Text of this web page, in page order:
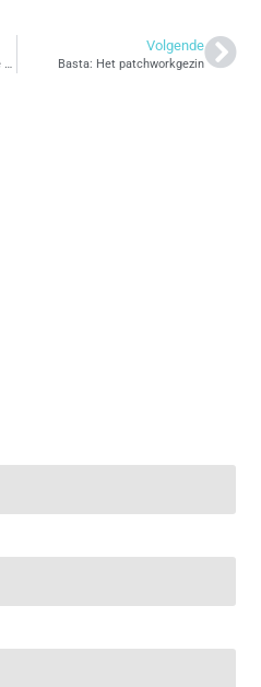
Volgende
Basta: Het patchworkgezin